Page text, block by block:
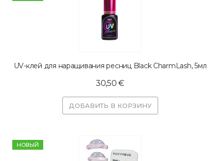
UV-клей для наращивания ресниц Black CharmLash, 5мл
30,50 €
ДОБАВИТЬ В КОРЗИНУ
HОВЫЙ